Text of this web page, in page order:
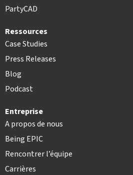
PartyCAD
Ressources
Case Studies
Press Releases
Blog
Podcast
Entreprise
A propos de nous
Being EPIC
Rencontrer l’équipe
Carrières